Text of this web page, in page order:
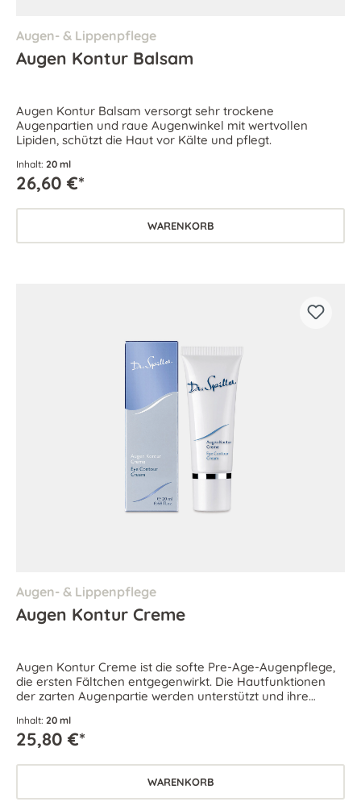
Augen- & Lippenpflege
Augen Kontur Balsam
Augen Kontur Balsam versorgt sehr trockene
Augenpartien und raue Augenwinkel mit wertvollen
Lipiden, schützt die Haut vor Kälte und pflegt.
Inhalt: 20 ml
26,60 €*
WARENKORB
Augen- & Lippenpflege
Augen Kontur Creme
Augen Kontur Creme ist die softe Pre-Age-Augenpflege,
die ersten Fältchen entgegenwirkt. Die Hautfunktionen
der zarten Augenpartie werden unterstützt und ihre
Inhalt: 20 ml
25,80 €*
WARENKORB